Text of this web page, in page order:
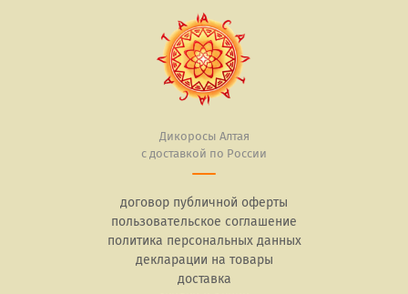
Дикоросы Алтая
с доставкой по России
договор публичной оферты
пользовательское соглашение
политика персональных данных
декларации на товары
доставка